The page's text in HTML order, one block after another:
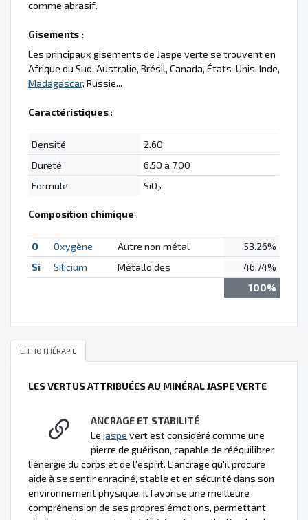
comme abrasif.
Gisements :
Les principaux gisements de Jaspe verte se trouvent en
Afrique du Sud, Australie, Brésil, Canada, États-Unis, Inde,
Madagascar, Russie...
Caractéristiques:
Densité
2.60
Dureté
6.50 à 7.00
Formule
SiO2
Composition chimique :
O Oxygène Autre non métal
53.26%
Si
Silicium Métalloïdes
46.74%
100%
LITHOTHÉRAPIE
LES VERTUS ATTRIBUÉES AU MINÉRAL JASPE VERTE
ANCRAGE ET STABILITÉ
Le jaspe vert est considéré comme une
pierre de guérison, capable de rééquilibrer
l'énergie du corps et de l'esprit. L'ancrage qu'il procure
aide à se sentir enraciné, stable et en sécurité dans son
environnement physique. Il favorise une meilleure
compréhension de ses propres émotions, permettant